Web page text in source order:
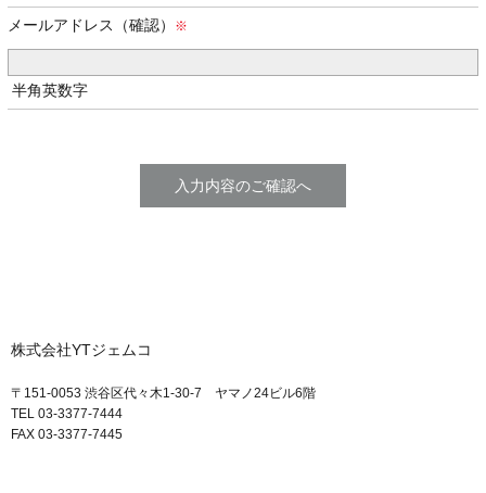
メールアドレス（確認）
半角英数字
株式会社YTジェムコ
〒151-0053 渋谷区代々木1-30-7 ヤマノ24ビル6階
TEL 03-3377-7444
FAX 03-3377-7445